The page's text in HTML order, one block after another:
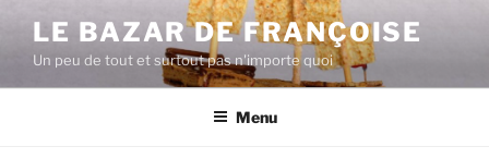
contenu
principal
LE BAZAR DE FRANÇOISE
Un peu de tout et surtout pas n'importe quoi
Menu